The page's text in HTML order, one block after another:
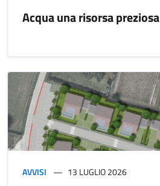
Acqua una risorsa preziosa
AVVISI 13 LUGLIO 2026